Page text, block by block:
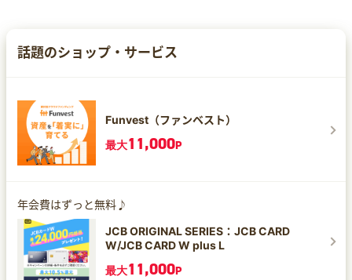
話題のショップ・サービス
Funvest（ファンベスト）
最大11,000P
年会費はずっと無料♪
JCB ORIGINAL SERIES：JCB CARD
W/JCB CARD W plus L
最大11,000P